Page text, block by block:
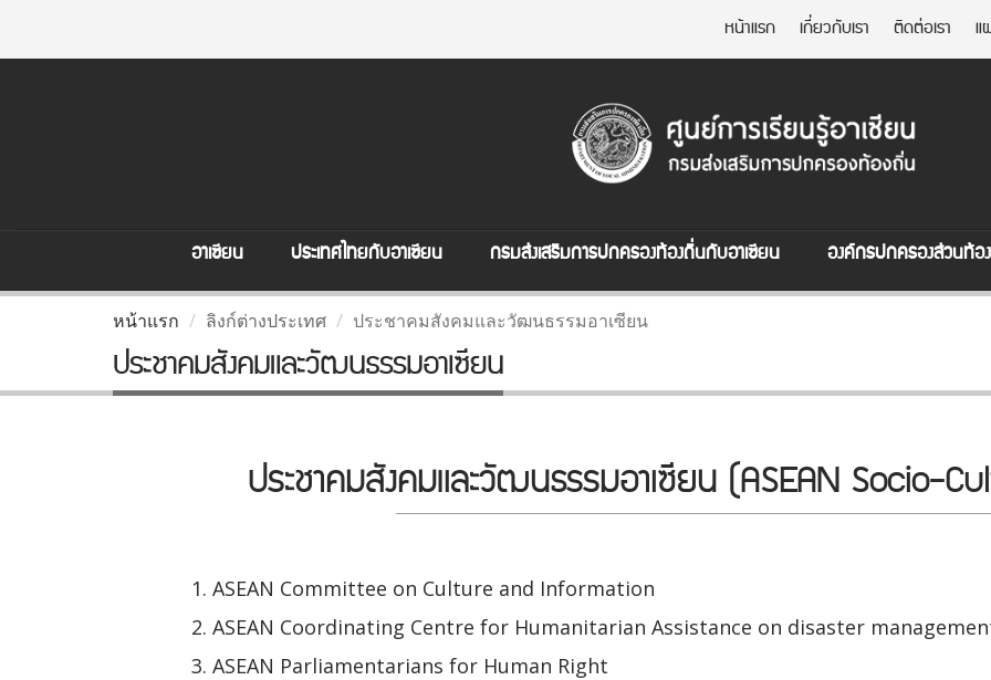
หน้าแรก เกี่ยวกับเรา ติดต่อเรา แ
อาเซียน ประเทศไทยกับอาเซียน กรมส่งเสริมการปกครองท้องถิ่นกับอาเซียน องค์กรปกครองส่วนท้อ
หน้าแรก ลิงก์ต่างประเทศ ประชาคมสังคมและวัฒนธรรมอาเซียน
ประชาคมสังคมและวัฒนธรรมอาเซียน
ประชาคมสังคมและวัฒนธรรมอาเซียน (ASEAN Socio-
ASEAN Committee on Culture and Information
ASEAN Coordinating Centre for Humanitarian Assistance on disaster
ASEAN Parliamentarians for Human Right